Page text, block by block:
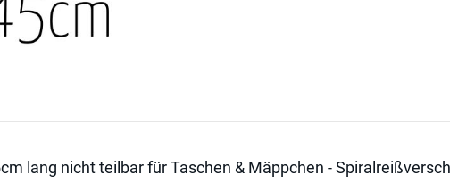
lang nicht teilbar für Taschen & Mäppchen -